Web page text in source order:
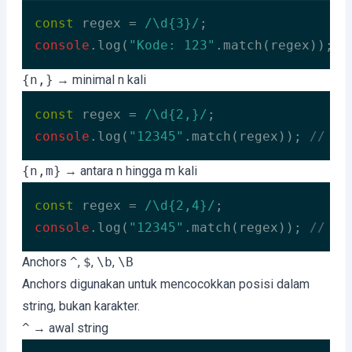
const regex = /\d{3}/
console .log( "Kode: 123" .match(regex));
Code language: JavaScript
{n,} → minimal n kali
const regex = /\d{2,}/
console .log( "12345" .match(regex)); //
Code language: JavaScript (javascript
{n,m} → antara n hingga m kali
const regex = /\d{2,4}/
console .log( "12345" .match(regex)); //
Code language: JavaScript
Anchors ^, $, \b, \B
Anchors digunakan untuk mencocokkan posisi dalam
string, bukan karakter.
^ → awal string